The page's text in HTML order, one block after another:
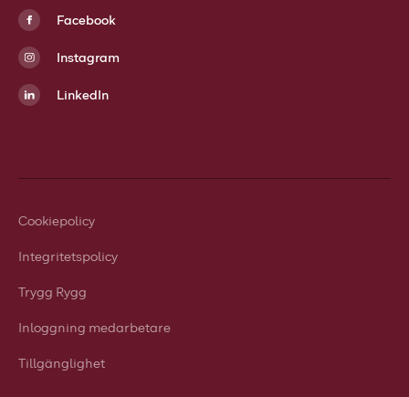
Facebook
Instagram
LinkedIn
Cookiepolicy
Integritetspolicy
Trygg Rygg
Inloggning medarbetare
Tillgänglighet